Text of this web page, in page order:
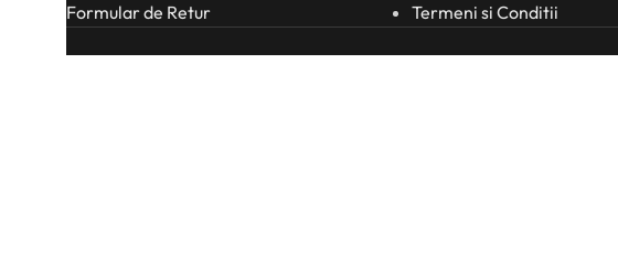
Formular de Retur
Termeni si Conditii